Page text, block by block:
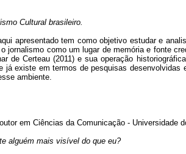
Cultural brasileiro.
apresentado tem como objetivo estudar e
jornalismo como um lugar de memória e fonte
de Certeau (2011) e sua operação
já existe em termos de pesquisas
ambiente.
em Ciências da Comunicação - Universidade
alguém mais visível do que eu?